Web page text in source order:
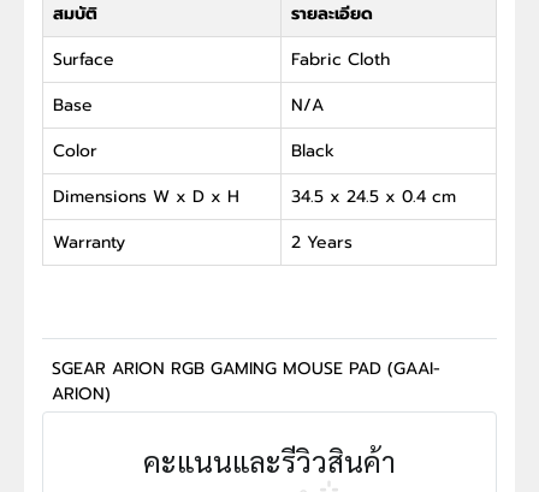
สมบัติ
รายละเอียด
Surface
Fabric Cloth
Base
N/A
Color
Black
Dimensions W x D x H
34.5 x 24.5 x 0.4 cm
Warranty
2 Years
SGEAR ARION RGB GAMING MOUSE PAD (GAAI-
ARION)
คะแนนและรีวิวสินค้า